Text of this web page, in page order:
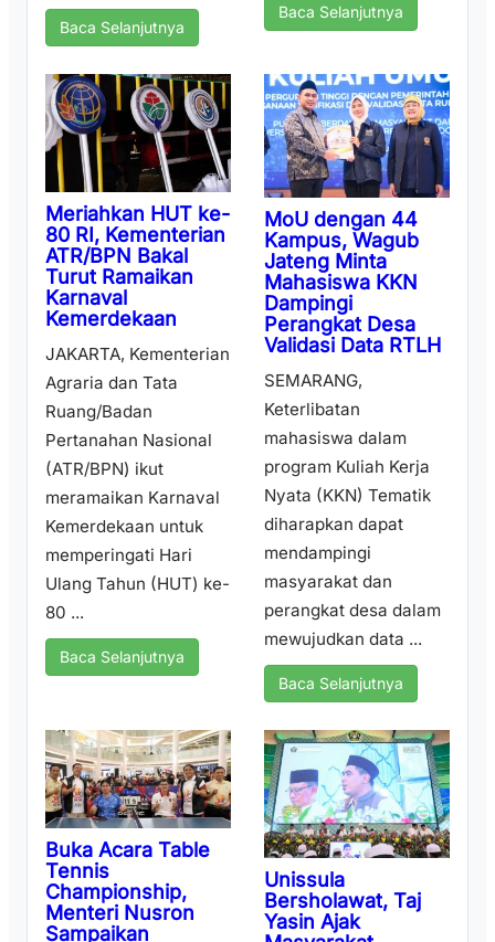
Baca Selanjutnya
Baca Selanjutnya
Meriahkan HUT ke-
80 RI, Kementerian
ATR/BPN Bakal
Turut Ramaikan
Karnaval
Kemerdekaan
JAKARTA, Kementerian
Agraria dan Tata
Ruang/Badan
Pertanahan Nasional
(ATR/BPN) ikut
meramaikan Karnaval
Kemerdekaan untuk
memperingati Hari
Ulang Tahun (HUT) ke-
80 ...
Baca Selanjutnya
MoU dengan 44
Kampus, Wagub
Jateng Minta
Mahasiswa KKN
Dampingi
Perangkat Desa
Validasi Data RTLH
SEMARANG,
Keterlibatan
mahasiswa dalam
program Kuliah Kerja
Nyata (KKN) Tematik
diharapkan dapat
mendampingi
masyarakat dan
perangkat desa dalam
mewujudkan data ...
Baca Selanjutnya
Buka Acara Table
Tennis
Championship,
Menteri Nusron
Sampaikan
Unissula
Bersholawat, Taj
Yasin Ajak